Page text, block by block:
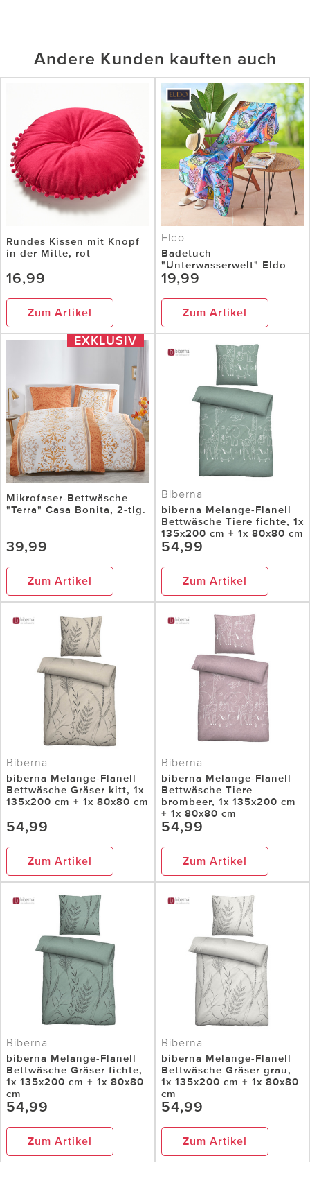
Andere Kunden kauften auch
Rundes Kissen mit Knopf
in der Mitte, rot
16,99
Zum Artikel
Eldo
Badetuch
"Unterwasserwelt" Eldo
19,99
Zum Artikel
EXKLUSIV
Mikrofaser-Bettwäsche
"Terra" Casa Bonita, 2-tlg.
39,99
Zum Artikel
Biberna
biberna Melange-Flanell
Bettwäsche Tiere fichte, 1x
135x200 cm + 1x 80x80 cm
54,99
Zum Artikel
Biberna
biberna Melange-Flanell
Bettwäsche Gräser kitt, 1x
135x200 cm + 1x 80x80 cm
54,99
Zum Artikel
Biberna
biberna Melange-Flanell
Bettwäsche Tiere
brombeer, 1x 135x200 cm
+ 1x 80x80 cm
54,99
Zum Artikel
Biberna
biberna Melange-Flanell
Bettwäsche Gräser fichte,
1x 135x200 cm + 1x 80x80
cm
54,99
Zum Artikel
Biberna
biberna Melange-Flanell
Bettwäsche Gräser grau,
1x 135x200 cm + 1x 80x80
cm
54,99
Zum Artikel